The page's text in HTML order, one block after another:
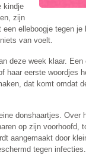
kindje
zijn
elleboogje tegen je
van voelt.
deze week klaar.
haar eerste woordjes
dat komt omdat
donshaartjes. Over
op zijn voorhoofd,
aangemaakt door
tegen